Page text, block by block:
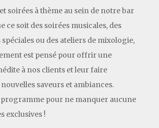
soirées à thème au sein de notre bar
ce soit des soirées musicales, des
ou des ateliers de mixologie,
est pensé pour offrir une
à nos clients et leur faire
saveurs et ambiances.
pour ne manquer aucune
exclusives !